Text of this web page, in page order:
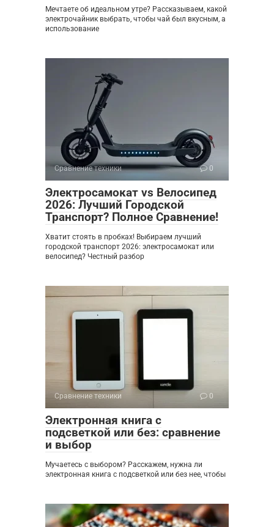
Мечтаете об идеальном утре? Рассказываем, какой
электрочайник выбрать, чтобы чай был вкусным, а
использование
Сравнение техники 0
Электросамокат vs Велосипед
2026: Лучший Городской
Транспорт? Полное Сравнение!
Хватит стоять в пробках! Выбираем лучший
городской транспорт 2026: электросамокат или
велосипед? Честный разбор
Сравнение техники 0
Электронная книга с
подсветкой или без: сравнение
и выбор
Мучаетесь с выбором? Расскажем, нужна ли
электронная книга с подсветкой или без нее, чтобы